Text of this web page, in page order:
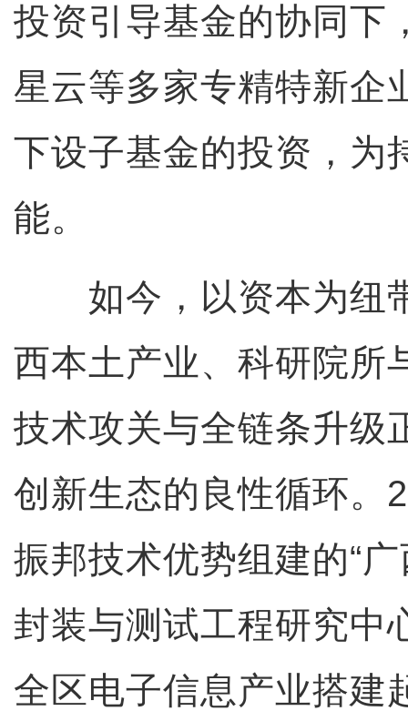
投资引导基金的协同下
星云等多家专精特新企
下设子基金的投资，为
能。
如今，以资本为纽
西本土产业、科研院所
技术攻关与全链条升级
创新生态的良性循环。
振邦技术优势组建的“
封装与测试工程研究中
全区电子信息产业搭建